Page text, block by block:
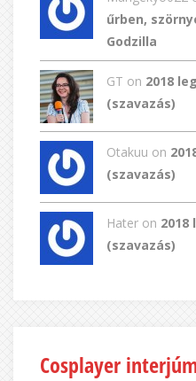
űrben,
Godzilla
GT on 2018
(szavazás)
Otakuu on
(szavazás)
Hater on 2018
(szavazás)
Cosplayer